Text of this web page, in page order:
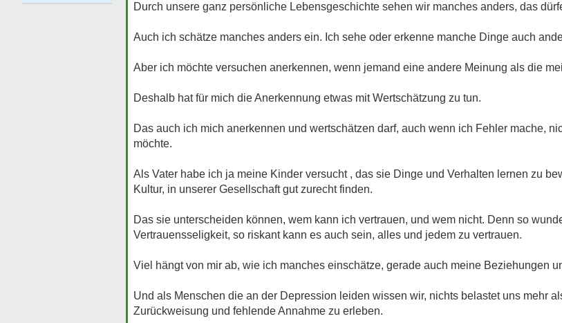
Durch unsere ganz persönliche Lebensgeschichte sehen wir manches anders, das
Auch ich schätze manches anders ein. Ich sehe oder erkenne manche Dinge auch
Aber ich möchte versuchen anerkennen, wenn jemand eine andere Meinung als die
Deshalb hat für mich die Anerkennung etwas mit Wertschätzung zu tun.
Das auch ich mich anerkennen und wertschätzen darf, auch wenn ich Fehler mache,
möchte.
Als Vater habe ich ja meine Kinder versucht , das sie Dinge und Verhalten lernen zu
Kultur, in unserer Gesellschaft gut zurecht finden.
Das sie unterscheiden können, wem kann ich vertrauen, und wem nicht. Denn so
Vertrauensseligkeit, so riskant kann es auch sein, alles und jedem zu vertrauen.
Viel hängt von mir ab, wie ich manches einschätze, gerade auch meine Beziehungen
Und als Menschen die an der Depression leiden wissen wir, nichts belastet uns mehr
Zurückweisung und fehlende Annahme zu erleben.